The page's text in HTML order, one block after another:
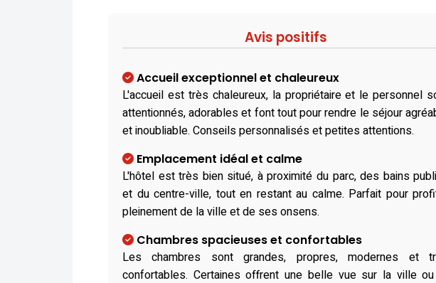
Avis positifs
Accueil exceptionnel et chaleureux
L'accueil est très chaleureux, la propriétaire et le personnel
attentionnés, adorables et font tout pour rendre le séjour
et inoubliable. Conseils personnalisés et petites attentions.
Emplacement idéal et calme
L'hôtel est très bien situé, à proximité du parc, des bains
et du centre-ville, tout en restant au calme. Parfait pour
pleinement de la ville et de ses onsens.
Chambres spacieuses et confortables
Les chambres sont grandes, propres, modernes et
confortables. Certaines offrent une belle vue sur la ville